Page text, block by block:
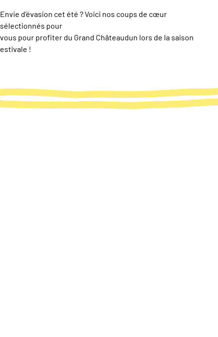
Envie d’évasion cet été ? Voici nos coups de cœur
sélectionnés pour
vous pour profiter du Grand Châteaudun lors de la saison
estivale !